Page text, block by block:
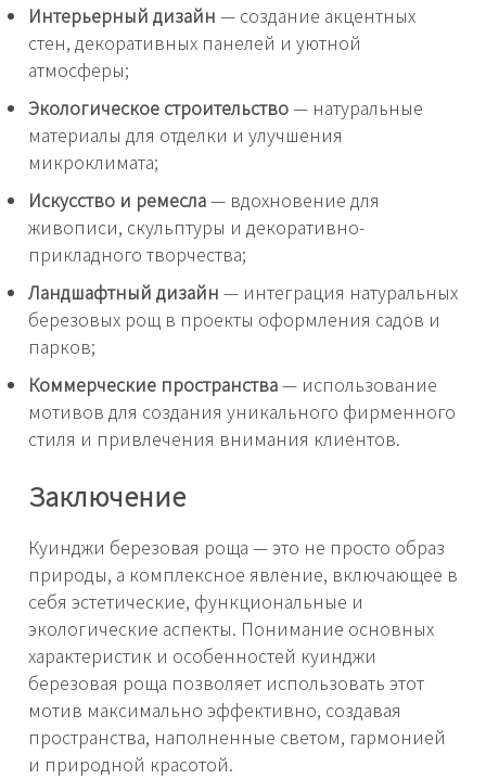
Интерьерный дизайн — создание акцентных
стен, декоративных панелей и уютной
атмосферы;
Экологическое строительство— натуральные
материалы для отделки и улучшения
микроклимата;
Искусство и ремесла— вдохновение для
живописи, скульптуры и декоративно-
прикладного творчества;
Ландшафтный дизайн — интеграция натуральных
березовых рощ в проекты оформления садов и
парков;
Коммерческие пространства— использование
мотивов для создания уникального фирменного
стиля и привлечения внимания клиентов.
Заключение
Куинджи березовая роща — это не просто образ
природы, а комплексное явление, включающее в
себя эстетические, функциональные и
экологические аспекты. Понимание основных
характеристик и особенностей куинджи
березовая роща позволяет использовать этот
мотив максимально эффективно, создавая
пространства, наполненные светом, гармонией
и природной красотой.